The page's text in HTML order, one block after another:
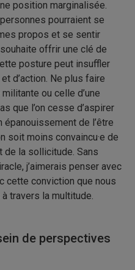
position marginalisée.
pourraient se
propos et se sentir
offrir une clé de
posture peut insuffler
d’action. Ne plus faire
ou celle d’une
que l’on cesse d’aspirer
de l’être
soit moins convaincu·e de
de la sollicitude. Sans
j’aimerais penser avec
cette conviction que nous
travers la multitude.
de perspectives